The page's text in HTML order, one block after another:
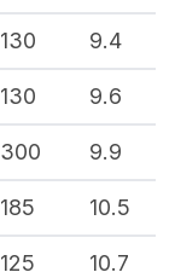
130 9.4
130 9.6
300 9.9
185 10.5
125 10.7